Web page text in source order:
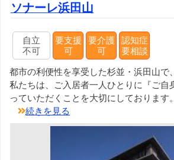
ソナーレ浜田山
自立
不可
要支援
可
要介護
可
認知症
要相談
都市の利便性を享受した杉並・浜田山で
私たちは、ご入居者一人ひとりに『ご自
っていただくことを大切にしております
続きを見る